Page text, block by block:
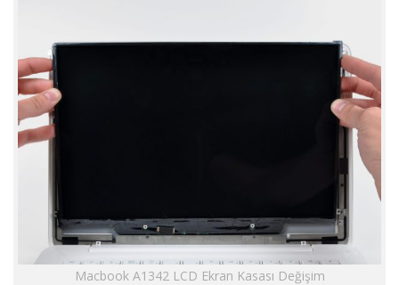
Macbook A1342 LCD Ekran Kasası Değişim